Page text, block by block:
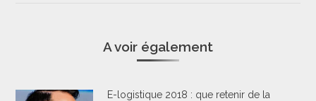
A voir également
E-logistique 2018 : que retenir de la